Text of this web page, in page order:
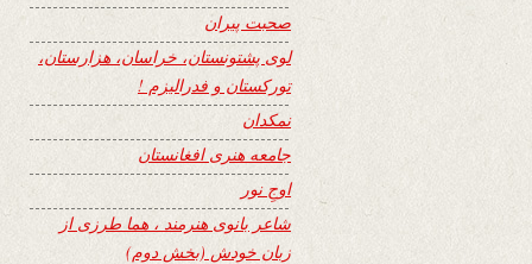
صحبت پیران
لوی پشتونستان، خراسان، هزارستان،
تورکستان و فدرالیزم !
نمکدان
جامعه هنری افغانستان
اوجِ نور
شاعر بانوی هنرمند ، هما طرزی از
زبان خودش (بخش دوم)